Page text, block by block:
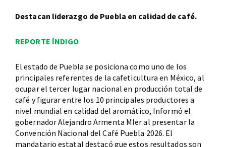
Destacan liderazgo de Puebla en calidad de café.
REPORTE ÍNDIGO
El estado de Puebla se posiciona como uno de los
principales referentes de la cafeticultura en México, al
ocupar el tercer lugar nacional en producción total de
café y figurar entre los 10 principales productores a
nivel mundial en calidad del aromático, Informó el
gobernador Alejandro Armenta Mler al presentar la
Convención Nacional del Café Puebla 2026. El
mandatario estatal destacó gue estos resultados son